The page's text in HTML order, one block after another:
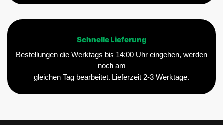
Schnelle Lieferung
Bestellungen die Werktags bis 14:00 Uhr eingehen, werden
noch am
gleichen Tag bearbeitet. Lieferzeit 2-3 Werktage.